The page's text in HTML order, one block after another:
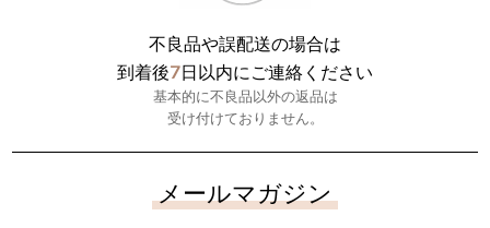
不良品や誤配送の場合は
到着後7日以内にご連絡ください
基本的に不良品以外の返品は
受け付けておりません。
メールマガジン